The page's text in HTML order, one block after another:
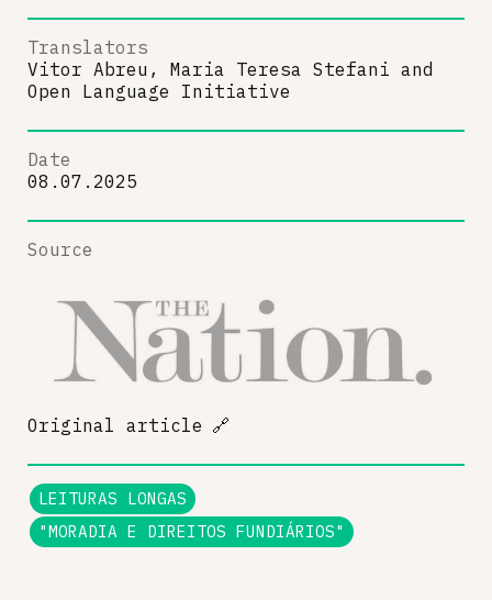
Translators
Vitor Abreu, Maria Teresa Stefani and
Open Language Initiative
Date
08.07.2025
Source
Original article 🔗
LEITURAS LONGAS
"MORADIA E DIREITOS FUNDIÁRIOS"